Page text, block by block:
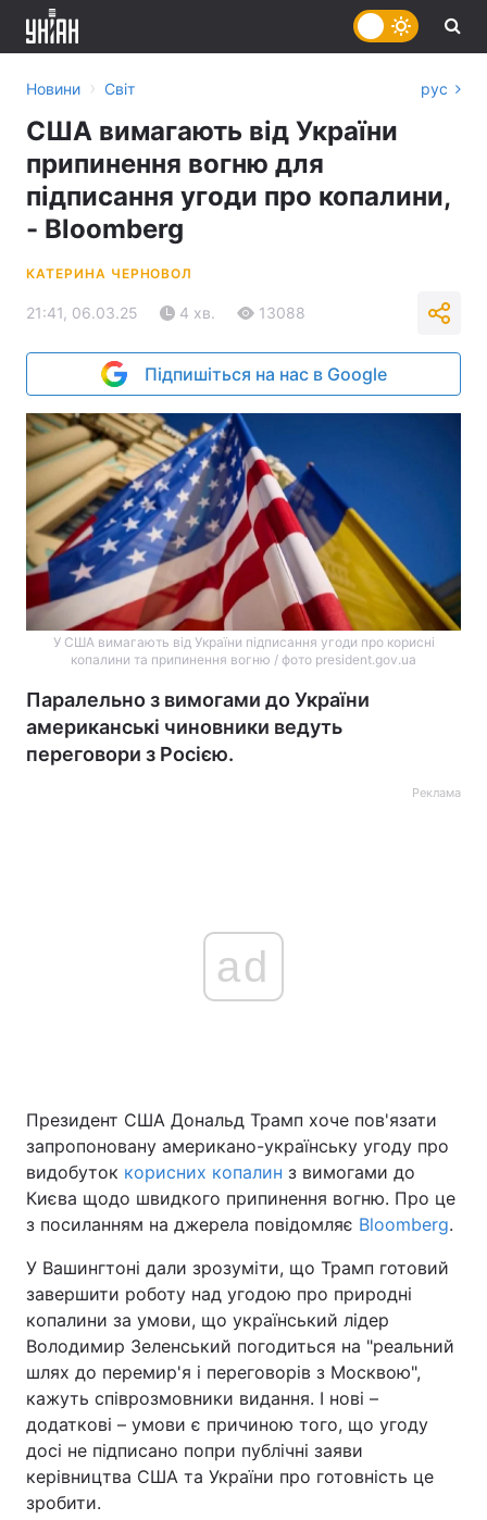
Україна Політика
Економіка Світ
Спорт Наука
Техно і зв'язок
Зброя Інциденти
Здоров'я Туризм
Цікавинки Погода
Екологія Регіони
Лонгріди
Новини › Світ рус
США вимагають від України
припинення вогню для
підписання угоди про копалини,
- Bloomberg
КАТЕРИНА ЧЕРНОВОЛ
21:41, 06.03.25 4 хв. 13088
Підпишіться на нас в Google
У США вимагають від України підписання угоди про корисні
копалини та припинення вогню / фото president.gov.ua
Паралельно з вимогами до України
американські чиновники ведуть
переговори з Росією.
Реклама
ad
Президент США Дональд Трамп хоче пов'язати
запропоновану американо-українську угоду про
видобуток корисних копалин з вимогами до
Києва щодо швидкого припинення вогню. Про це
з посиланням на джерела повідомляє Bloomberg.
У Вашингтоні дали зрозуміти, що Трамп готовий
завершити роботу над угодою про природні
копалини за умови, що український лідер
Володимир Зеленський погодиться на "реальний
шлях до перемир'я і переговорів з Москвою",
кажуть співрозмовники видання. І нові –
додаткові – умови є причиною того, що угоду
досі не підписано попри публічні заяви
керівництва США та України про готовність це
зробити.